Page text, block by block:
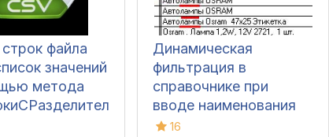
файла
значений
метода
Динамическая
фильтрация в
справочнике при
вводе наименования
16